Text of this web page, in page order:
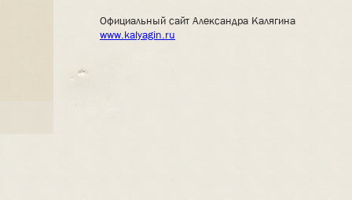
Официальный сайт Александра Калягина
www.kalyagin.ru